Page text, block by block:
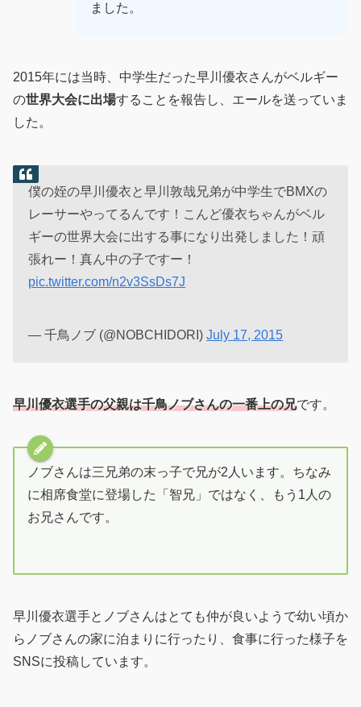
ました。
2015年には当時、中学生だった早川優衣さんがベルギー
の世界大会に出場することを報告し、エールを送っていま
した。
僕の姪の早川優衣と早川敦哉兄弟が中学生でBMXの
レーサーやってるんです！こんど優衣ちゃんがベル
ギーの世界大会に出する事になり出発しました！頑
張れー！真ん中の子ですー！
pic.twitter.com/n2v3SsDs7J
— 千鳥ノブ (@NOBCHIDORI)July 17, 2015
早川優衣選手の父親は千鳥ノブさんの一番上の兄です。
ノブさんは三兄弟の末っ子で兄が2人います。ちなみ
に相席食堂に登場した「智兄」ではなく、もう1人の
お兄さんです。
早川優衣選手とノブさんはとても仲が良いようで幼い頃か
らノブさんの家に泊まりに行ったり、食事に行った様子を
SNSに投稿しています。